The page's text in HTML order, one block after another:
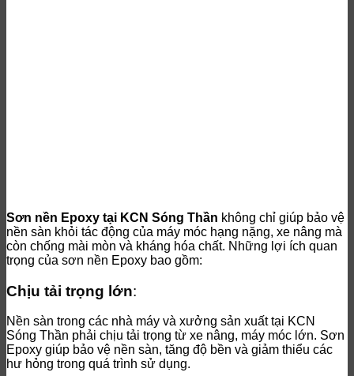
Sơn nền Epoxy tại KCN Sóng Thần không chỉ giúp bảo vệ
nền sàn khỏi tác động của máy móc hạng nặng, xe nâng mà
còn chống mài mòn và kháng hóa chất. Những lợi ích quan
trọng của sơn nền Epoxy bao gồm:
Chịu tải trọng lớn:
Nền sàn trong các nhà máy và xưởng sản xuất tại KCN
Sóng Thần phải chịu tải trọng từ xe nâng, máy móc lớn. Sơn
Epoxy giúp bảo vệ nền sàn, tăng độ bền và giảm thiểu các
hư hỏng trong quá trình sử dụng.